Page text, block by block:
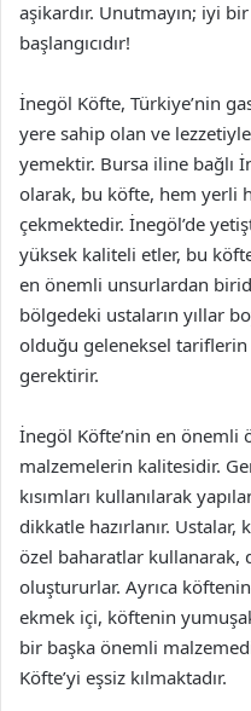
aşikardır. Unutmayın; iyi
başlangıcıdır!
İnegöl Köfte, Türkiye’nin
yere sahip olan ve
yemektir. Bursa iline bağlı
olarak, bu köfte, hem yerli
çekmektedir. İnegöl’de
yüksek kaliteli etler, bu
en önemli unsurlardan
bölgedeki ustaların yıllar
olduğu geleneksel tariflerin
gerektirir.
İnegöl Köfte’nin en
malzemelerin kalitesidir.
kısımları kullanılarak
dikkatle hazırlanır.
özel baharatlar kullanarak,
oluştururlar. Ayrıca
ekmek içi, köftenin
bir başka önemli
Köfte’yi eşsiz kılmaktadır.